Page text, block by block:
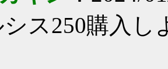
ス250購入し